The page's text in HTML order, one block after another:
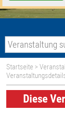
Startseite >
Diese